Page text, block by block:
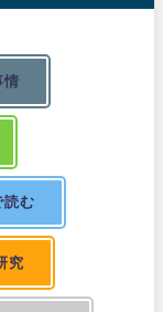
情
読む
究